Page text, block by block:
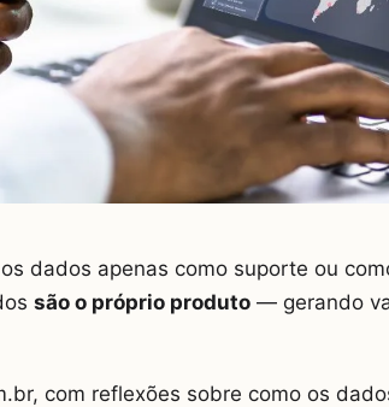
dados apenas como suporte ou
são o próprio produto — gerando
com reflexões sobre como os